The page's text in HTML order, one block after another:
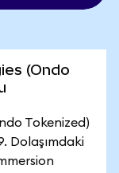
(Ondo
Tokenized)
Dolaşımdaki